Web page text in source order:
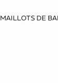
MAILLOTS DE